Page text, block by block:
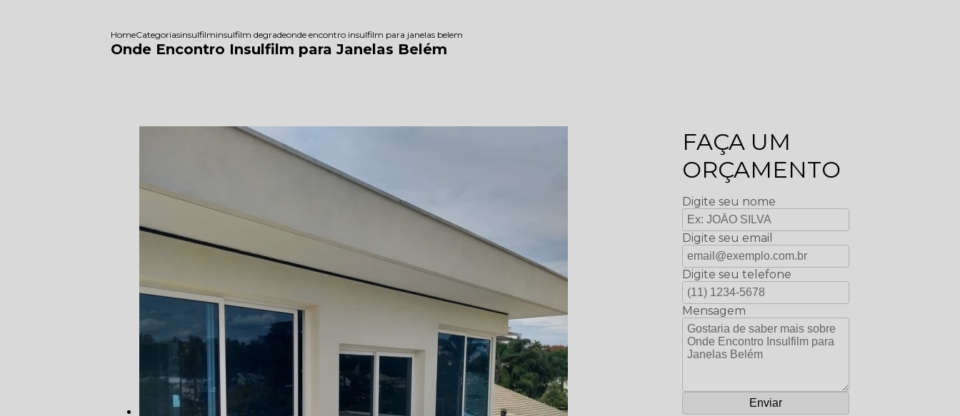
HomeCategoriasinsulfilminsulfilm degradeonde encontro insulfilm para janelas belem
Onde Encontro Insulfilm para Janelas Belém
FAÇA UM
ORÇAMENTO
Digite seu nome
Digite seu email
Digite seu telefone
Mensagem